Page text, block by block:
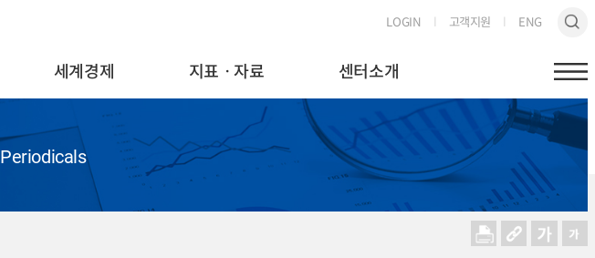
LOGIN 고객지원 ENG
세계경제 지표ㆍ자료 센터소개
Periodicals